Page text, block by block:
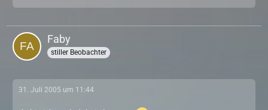
Faby
stiller Beobachter
31. Juli 2005 um 11:44